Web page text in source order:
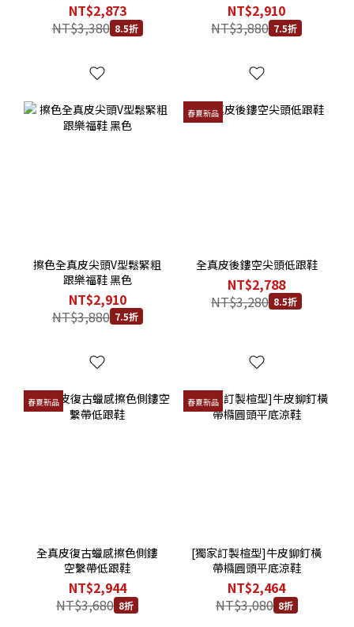
NT$2,873
NT$3,380 8.5折
NT$2,910
NT$3,880 7.5折
擦色全真皮尖頭V型鬆緊粗
跟樂福鞋 黑色
NT$2,910
NT$3,880 7.5折
春夏新品
全真皮後鏤空尖頭低跟鞋
NT$2,788
NT$3,280 8.5折
春夏新品
全真皮復古蠟感擦色側鏤
空繫帶低跟鞋
NT$2,944
NT$3,680 8折
春夏新品
[獨家訂製楦型]牛皮鉚釘橫
帶橢圓頭平底涼鞋
NT$2,464
NT$3,080 8折